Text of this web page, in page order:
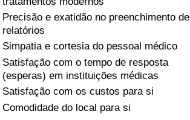
Precisão e exatidão no preenchimento de
relatórios
Simpatia e cortesia do pessoal médico
Satisfação com o tempo de resposta
(esperas) em instituições médicas
Satisfação com os custos para si
Comodidade do local para si
Saúde
Indicador de Saúde (Atual)
Indicador de Saúde
Indicador de Saúde por País